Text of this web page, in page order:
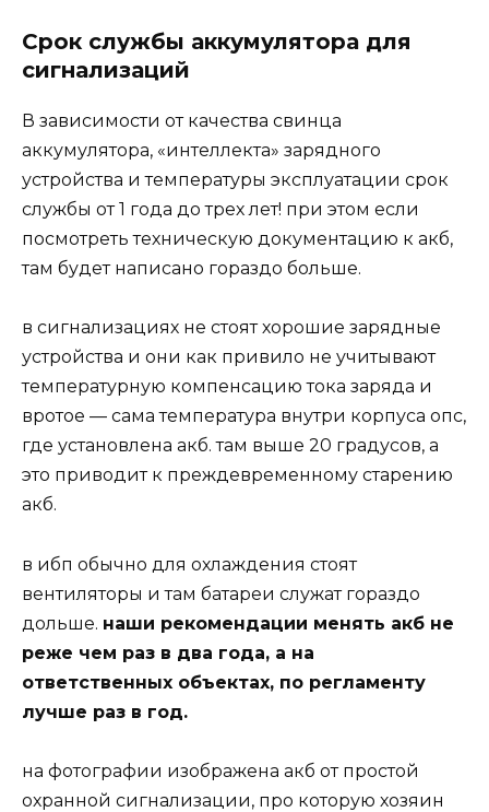
Срок службы аккумулятора для
сигнализаций
В зависимости от качества свинца
аккумулятора, «интеллекта» зарядного
устройства и температуры эксплуатации срок
службы от 1 года до трех лет! при этом если
посмотреть техническую документацию к акб,
там будет написано гораздо больше.
в сигнализациях не стоят хорошие зарядные
устройства и они как привило не учитывают
температурную компенсацию тока заряда и
вротое — сама температура внутри корпуса опс,
где установлена акб. там выше 20 градусов, а
это приводит к преждевременному старению
акб.
в ибп обычно для охлаждения стоят
вентиляторы и там батареи служат гораздо
дольше. наши рекомендации менять акб не
реже чем раз в два года, а на
ответственных объектах, по регламенту
лучше раз в год.
на фотографии изображена акб от простой
охранной сигнализации, про которую хозяин